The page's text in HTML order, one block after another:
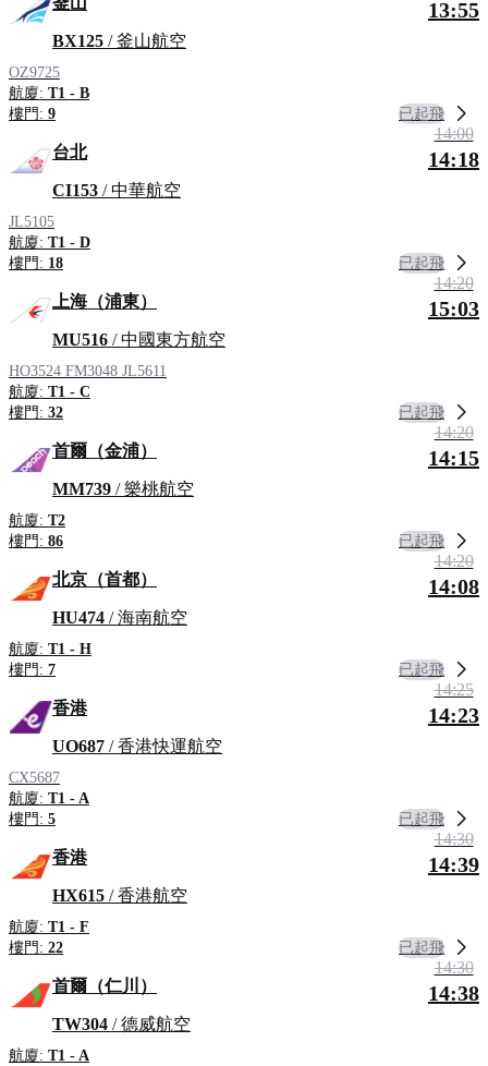
BX125 / 釜山航空
OZ9725
航廈: T1 - B
樓門: 9
13:55
已起飛
台北
CI153 / 中華航空
JL5105
航廈: T1 - D
樓門: 18
14:00
14:18
已起飛
上海（浦東）
MU516 / 中國東方航空
HO3524 FM3048 JL5611
航廈: T1 - C
樓門: 32
14:20
15:03
已起飛
首爾（金浦）
MM739 / 樂桃航空
航廈: T2
樓門: 86
14:20
14:15
已起飛
北京（首都）
HU474 / 海南航空
航廈: T1 - H
樓門: 7
14:20
14:08
已起飛
香港
UO687 / 香港快運航空
CX5687
航廈: T1 - A
樓門: 5
14:25
14:23
已起飛
香港
HX615 / 香港航空
航廈: T1 - F
樓門: 22
14:30
14:39
已起飛
首爾（仁川）
TW304 / 德威航空
航廈: T1 - A
14:30
14:38